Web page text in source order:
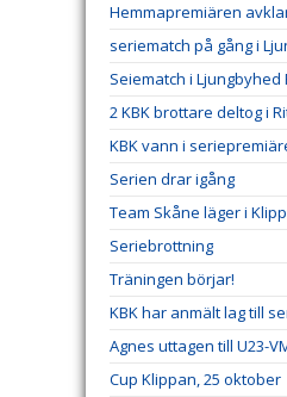
Hemmapremiären
seriematch på gång i
Seiematch i
2 KBK brottare deltog i
KBK vann i
Serien drar igång
Team Skåne läger i
Seriebrottning
Träningen börjar!
KBK har anmält lag till
Agnes uttagen till U23-
Cup Klippan, 25 oktober